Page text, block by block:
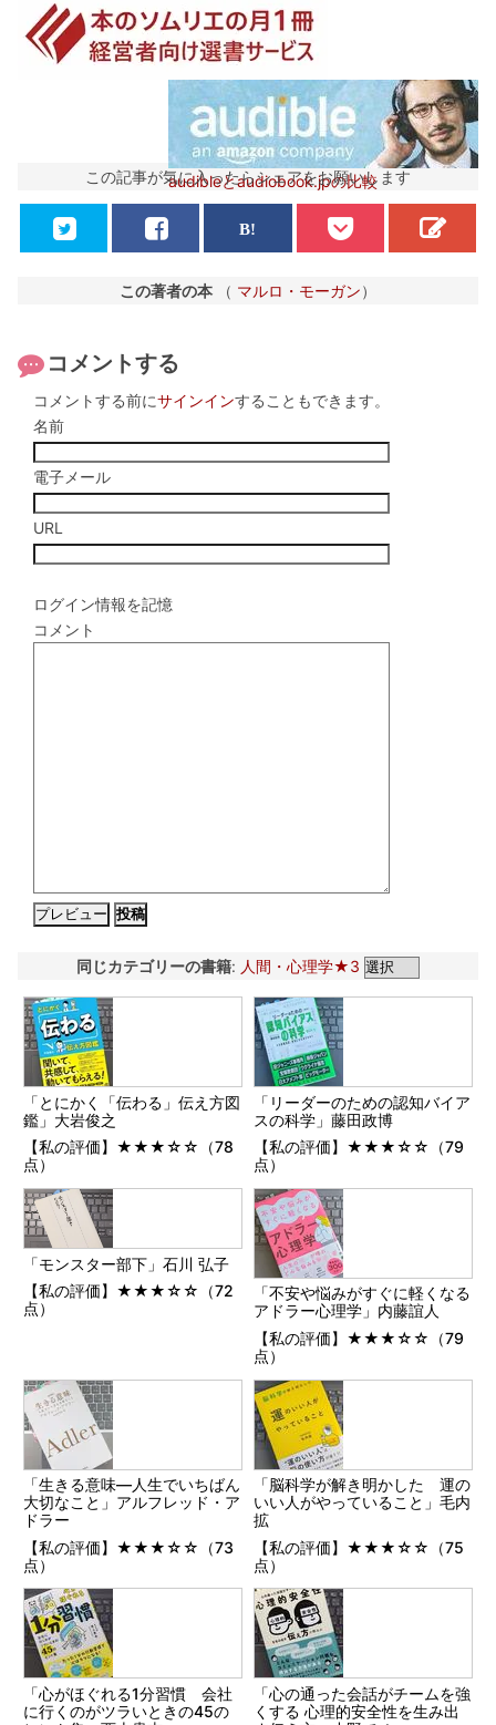
audibleとaudiobook.jpの比較
この記事が気に入ったらシェアをお願いします
この著者の本 （ マルロ・モーガン）
コメントする
コメントする前にサインインすることもできます。
名前
電子メール
URL
ログイン情報を記憶
コメント
同じカテゴリーの書籍: 人間・心理学★3
「とにかく「伝わる」伝え方図
鑑」大岩俊之
【私の評価】★★★☆☆（78
点）
「リーダーのための認知バイア
スの科学」藤田政博
【私の評価】★★★☆☆（79
点）
「モンスター部下」石川 弘子
【私の評価】★★★☆☆（72
点）
「不安や悩みがすぐに軽くなる
アドラー心理学」内藤誼人
【私の評価】★★★☆☆（79
点）
「生きる意味―人生でいちばん
大切なこと」アルフレッド・ア
ドラー
【私の評価】★★★☆☆（73
点）
「脳科学が解き明かした 運の
いい人がやっていること」毛内
拡
【私の評価】★★★☆☆（75
点）
「心がほぐれる1分習慣 会社
に行くのがツラいときの45の
「心の通った会話がチームを強
くする 心理的安全性を生み出